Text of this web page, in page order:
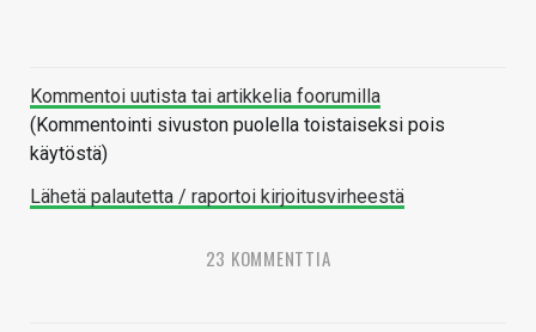
Kommentoi uutista tai artikkelia foorumilla
(Kommentointi sivuston puolella toistaiseksi pois
käytöstä)
Lähetä palautetta / raportoi kirjoitusvirheestä
23 KOMMENTTIA